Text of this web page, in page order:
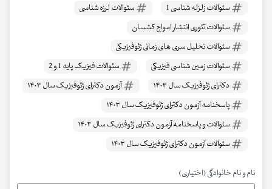
سئوالات زلزله شناسی 1
سئوالات لرزه شناسی
سئوالات تئوری انتشار امواج کشسان
سئوالات تحلیل سری های زمانی ژئوفیزیکی
سئوالات زمین شناسی فیزیکی
سئوالات فیزیک پایه 1 و 2
دکترای ژئوفیزیک سال ۱۴۰۳
آزمون دکترای ژئوفیزیک سال ۱۴۰۳
پاسخنامه آزمون دکترای ژئوفیزیک سال ۱۴۰۳
سئوالات و پاسخنامه آزمون دکترای ژئوفیزیک سال ۱۴۰۳
سئوالات آزمون دکترای ژئوفیزیک سال ۱۴۰۳
نام و نام خانوادگی (اختیاری)